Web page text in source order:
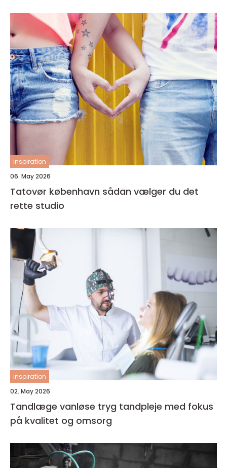
inspiration
06. May 2026
Tatovør københavn sådan vælger du det
rette studio
inspiration
02. May 2026
Tandlæge vanløse tryg tandpleje med fokus
på kvalitet og omsorg